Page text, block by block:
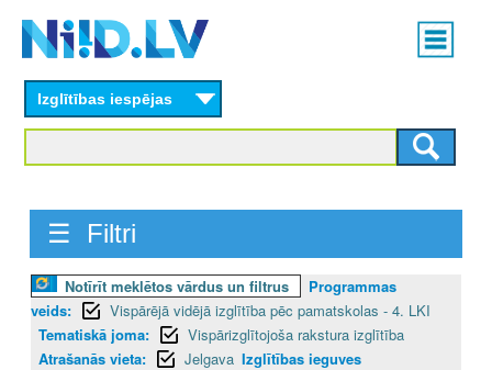
content
Main
menu
Izglītības iespējas
☰ Filtri
Notīrīt meklētos vārdus un filtrus
Programmas
veids:
Vispārējā vidējā izglītība pēc pamatskolas - 4. LKI
Tematiskā joma:
Vispārizglītojoša rakstura izglītība
Atrašanās vieta:
Jelgava Izglītības ieguves